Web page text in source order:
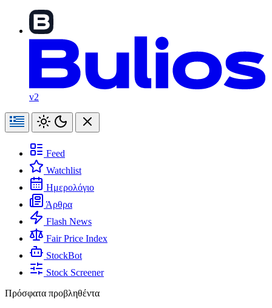
v2
Feed
Watchlist
Ημερολόγιο
Άρθρα
Flash News
Fair Price Index
StockBot
Stock Screener
Πρόσφατα προβληθέντα